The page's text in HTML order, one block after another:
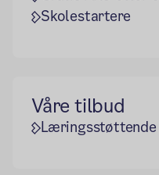
Skolestartere
Våre tilbud